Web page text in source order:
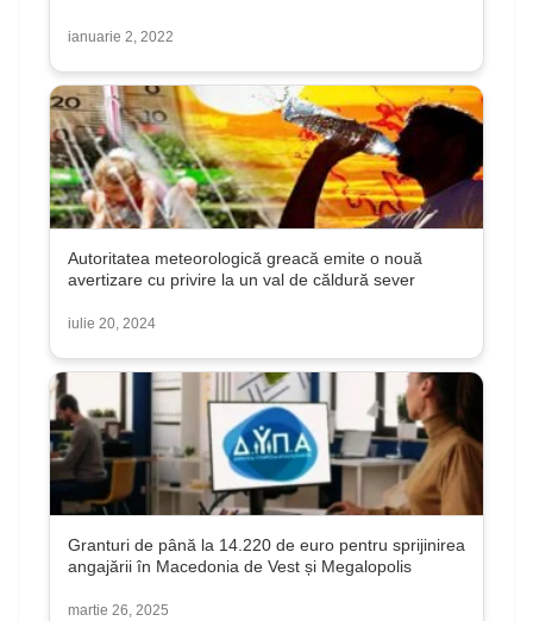
ianuarie 2, 2022
Autoritatea meteorologică greacă emite o nouă
avertizare cu privire la un val de căldură sever
iulie 20, 2024
Granturi de până la 14.220 de euro pentru sprijinirea
angajării în Macedonia de Vest și Megalopolis
martie 26, 2025